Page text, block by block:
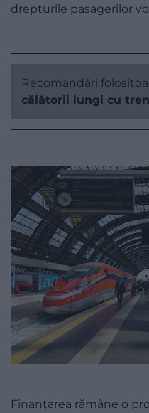
drepturile pasagerilor
Recomandări
călătorii lungi cu
Finanțarea rămâne o